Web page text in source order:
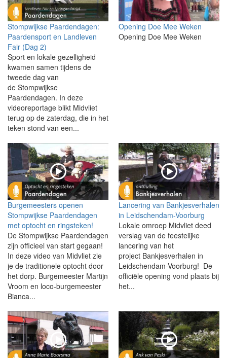
Stompwijkse Paardendagen:
Paardensport en Landleven
Fair (Dag 2)
Sport en lokale gezelligheid
kwamen samen tijdens de
tweede dag van
de Stompwijkse
Paardendagen. In deze
videoreportage blikt Midvliet
terug op de zaterdag, die in het
teken stond van een...
Opening Doe Mee Weken
Opening Doe Mee Weken
Burgemeesters openen
Stompwijkse Paardendagen
met optocht en ringsteken!
De Stompwijkse Paardendagen
zijn officieel van start gegaan!
In deze video van Midvliet zie
je de traditionele optocht door
het dorp. Burgemeester Martijn
Vroom en loco-burgemeester
Bianca...
Lancering van Bankjesverhalen
in Leidschendam-Voorburg
Lokale omroep Midvliet deed
verslag van de feestelijke
lancering van het
project Bankjesverhalen in
Leidschendam-Voorburg! De
officiële opening vond plaats bij
het...